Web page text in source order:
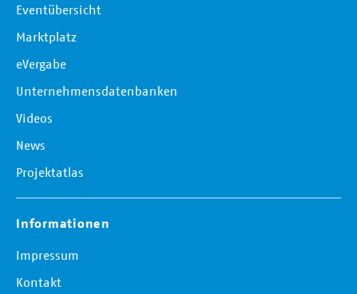
Eventübersicht
Marktplatz
eVergabe
Unternehmensdatenbanken
Videos
News
Projektatlas
Informationen
Impressum
Kontakt